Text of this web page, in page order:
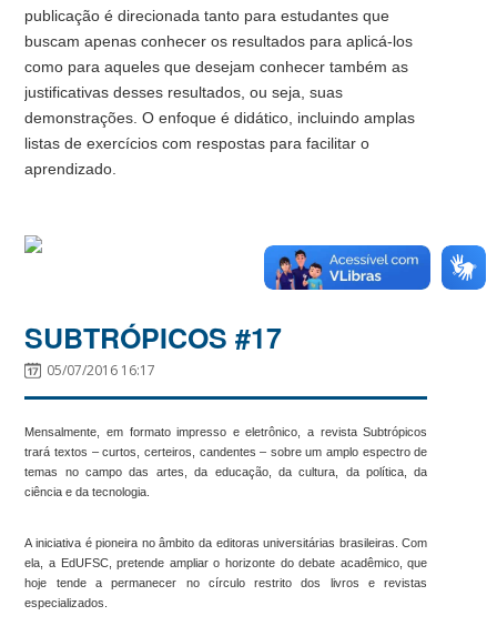
publicação é direcionada tanto para estudantes que
buscam apenas conhecer os resultados para aplicá-los
como para aqueles que desejam conhecer também as
justificativas desses resultados, ou seja, suas
demonstrações. O enfoque é didático, incluindo amplas
listas de exercícios com respostas para facilitar o
aprendizado.
SUBTRÓPICOS #17
05/07/2016 16:17
Mensalmente, em formato impresso e eletrônico, a revista Subtrópicos
trará textos – curtos, certeiros, candentes – sobre um amplo espectro de
temas no campo das artes, da educação, da cultura, da política, da
ciência e da tecnologia.
A iniciativa é pioneira no âmbito da editoras universitárias brasileiras. Com
ela, a EdUFSC, pretende ampliar o horizonte do debate acadêmico, que
hoje tende a permanecer no círculo restrito dos livros e revistas
especializados.